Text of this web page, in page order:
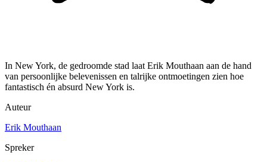
In New York, de gedroomde stad laat Erik Mouthaan aan de hand
van persoonlijke belevenissen en talrijke ontmoetingen zien hoe
fantastisch én absurd New York is.
Auteur
Erik Mouthaan
Spreker